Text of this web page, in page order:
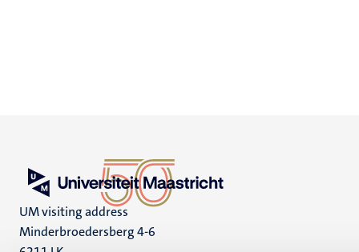
UM visiting address
Minderbroedersberg 4-6